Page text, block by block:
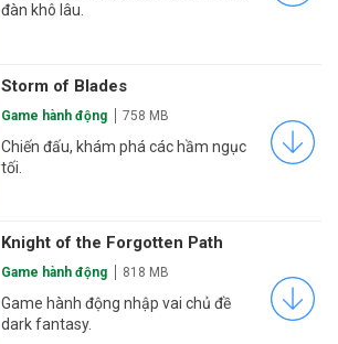
đàn khô lâu.
Storm of Blades
Game hành động 758 MB
Chiến đấu, khám phá các hầm ngục
tối.
Knight of the Forgotten Path
Game hành động 818 MB
Game hành động nhập vai chủ đề
dark fantasy.